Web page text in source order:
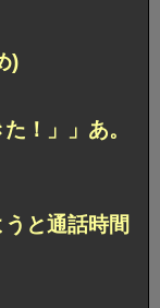
)
！」」あ。
と通話時間